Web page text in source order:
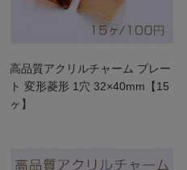
高品質アクリルチャーム プレー
ト 変形菱形 1穴 32×40mm【15
ヶ】